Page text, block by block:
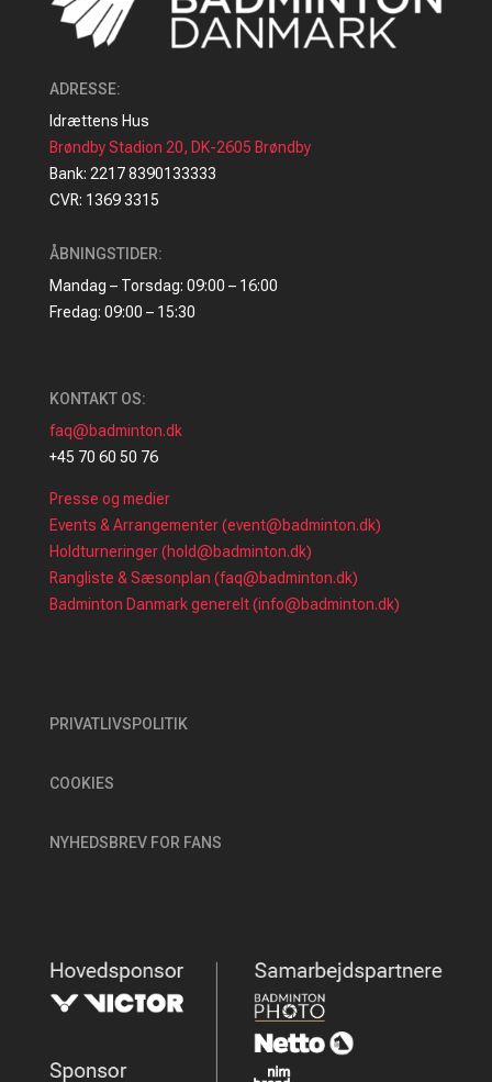
ADRESSE:
Idrættens Hus
Brøndby Stadion 20, DK-2605 Brøndby
Bank: 2217 8390133333
CVR: 1369 3315
ÅBNINGSTIDER:
Mandag – Torsdag: 09:00 – 16:00
Fredag: 09:00 – 15:30
KONTAKT OS:
faq@badminton.dk
+45 70 60 50 76
Presse og medier
Events & Arrangementer (event@badminton.dk)
Holdturneringer (hold@badminton.dk)
Rangliste & Sæsonplan (faq@badminton.dk)
Badminton Danmark generelt (info@badminton.dk)
PRIVATLIVSPOLITIK
COOKIES
NYHEDSBREV FOR FANS